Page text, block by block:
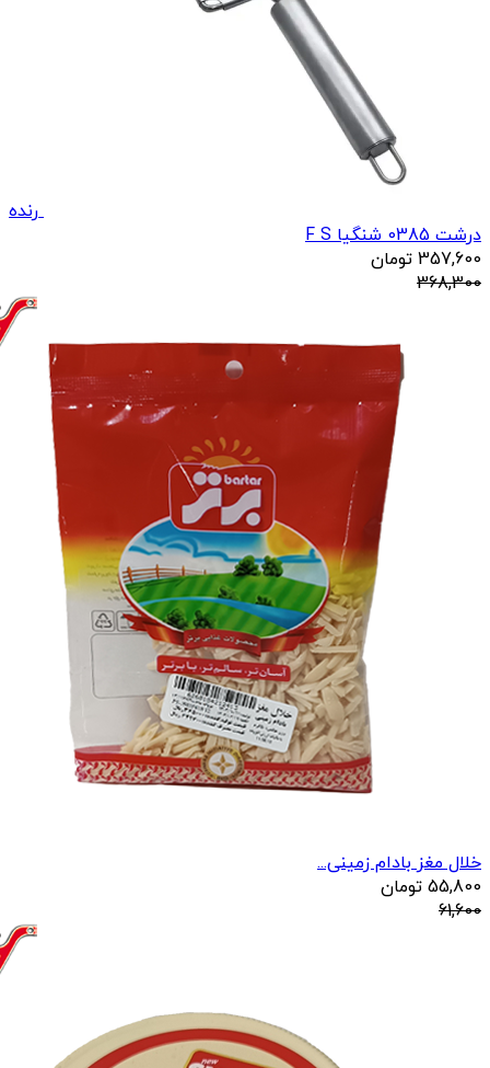
رنده
درشت 0385 شنگیا F S
357,600 تومان
368,300
خلال مغز بادام زمینی...
55,800 تومان
61,600